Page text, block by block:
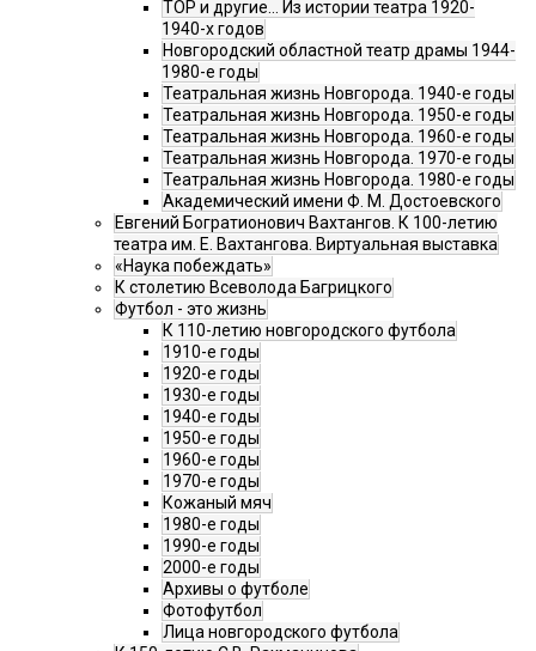
ТОР и другие… Из истории театра 1920-
1940-х годов
Новгородский областной театр драмы 1944-
1980-е годы
Театральная жизнь Новгорода. 1940-е годы
Театральная жизнь Новгорода. 1950-е годы
Театральная жизнь Новгорода. 1960-е годы
Театральная жизнь Новгорода. 1970-е годы
Театральная жизнь Новгорода. 1980-е годы
Академический имени Ф. М. Достоевского
Евгений Богратионович Вахтангов. К 100-летию
театра им. Е. Вахтангова. Виртуальная выставка
«Наука побеждать»
К столетию Всеволода Багрицкого
Футбол - это жизнь
К 110-летию новгородского футбола
1910-е годы
1920-е годы
1930-е годы
1940-е годы
1950-е годы
1960-е годы
1970-е годы
Кожаный мяч
1980-е годы
1990-е годы
2000-е годы
Архивы о футболе
Фотофутбол
Лица новгородского футбола